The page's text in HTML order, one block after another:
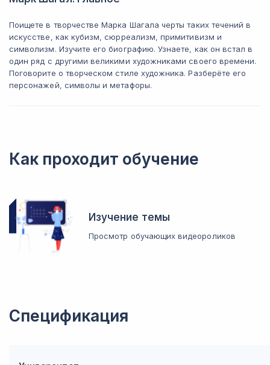
Поищете в творчестве Марка Шагала черты таких течений в
искусстве, как кубизм, сюрреализм, примитивизм и
символизм. Изучите его биографию. Узнаете, как он встал в
один ряд с другими великими художниками своего времени.
Поговорите о творческом стиле художника. Разберёте его
персонажей, символы и метафоры.
Как проходит обучение
Изучение темы
Просмотр обучающих видеороликов
Спецификация